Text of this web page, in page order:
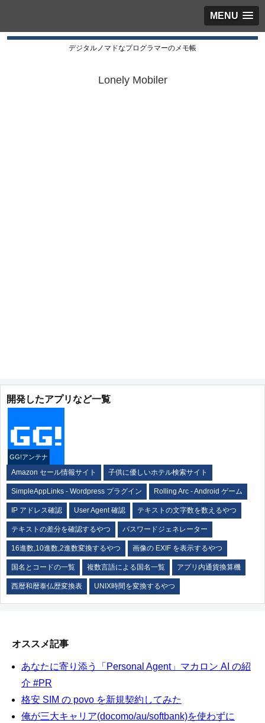
MENU
デジタルノマドなプログラマーのメモ帳
Lonely Mobiler
開発したアプリなど一覧
GG!アンテナ
Amazon セール情報サイト 子供に優しいホテル検索サイト
SimpleAppLinks - Wordpress プラグイン Rolling Arc - Android ゲーム
IP アドレス確認 User Agent 確認 テキストの文字数を数えるやつ
テキストの差分を確認するやつ パスワードジェネレーター
16進数,10進数,2進数変換するやつ 画像の EXIF を表示するやつ
国名とコードの一覧 複数言語による国名一覧 アプリ内通貨換算機
西暦和暦泰仏歴変換表 UNIX時間を変換するやつ
オススメ記事
あなたに寄り添う「Personal Agent」マカロン AI の紹
介 #PR
格安 SIM の povo を新規契約してみた
俺が三大キャリア(docomo/au/softbank)を使わずに